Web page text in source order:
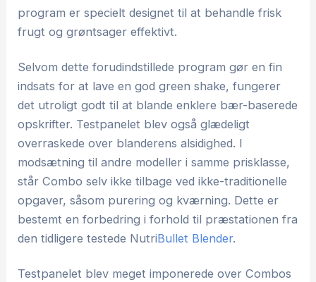
program er specielt designet til at behandle frisk
frugt og grøntsager effektivt.
Selvom dette forudindstillede program gør en fin
indsats for at lave en god green shake, fungerer
det utroligt godt til at blande enklere bær-baserede
opskrifter. Testpanelet blev også glædeligt
overraskede over blanderens alsidighed. I
modsætning til andre modeller i samme prisklasse,
står Combo selv ikke tilbage ved ikke-traditionelle
opgaver, såsom purering og kværning. Dette er
bestemt en forbedring i forhold til præstationen fra
den tidligere testede NutriBullet Blender.
Testpanelet blev meget imponerede over Combos